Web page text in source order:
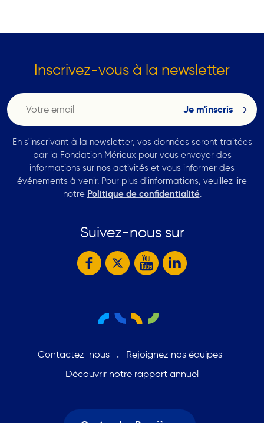
Inscrivez-vous à la newsletter
En s'inscrivant à la newsletter, vos données seront traitées
par la Fondation Mérieux pour vous envoyer des
informations sur nos activités et vous informer des
événements à venir. Pour plus d'informations, veuillez lire
notre Politique de confidentialité.
Suivez-nous sur
Contactez-nous
Rejoignez nos équipes
Découvrir notre rapport annuel